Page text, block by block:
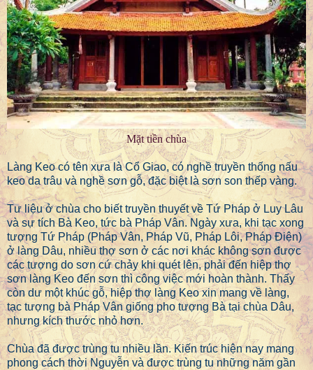
Mặt tiền chùa
Làng Keo có tên xưa là Cổ Giao, có nghề truyền thống nấu
keo da trâu và nghề sơn gỗ, đặc biệt là sơn son thếp vàng.
Tư liệu ở chùa cho biết truyền thuyết về Tứ Pháp ở Luy Lâu
và sự tích Bà Keo, tức bà Pháp Vân. Ngày xưa, khi tạc xong
tượng Tứ Pháp (Pháp Vân, Pháp Vũ, Pháp Lôi, Pháp Điện)
ở làng Dâu, nhiều thợ sơn ở các nơi khác không sơn được
các tượng do sơn cứ chảy khi quét lên, phải đến hiệp thợ
sơn làng Keo đến sơn thì công việc mới hoàn thành. Thấy
còn dư một khúc gỗ, hiệp thợ làng Keo xin mang về làng,
tạc tượng bà Pháp Vân giống pho tượng Bà tại chùa Dâu,
nhưng kích thước nhỏ hơn.
Chùa đã được trùng tu nhiều lần. Kiến trúc hiện nay mang
phong cách thời Nguyễn và được trùng tu những năm gần